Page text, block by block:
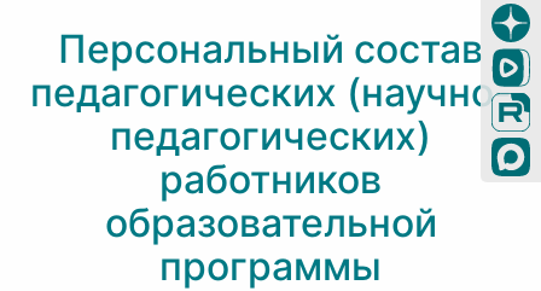
Персональный состав
педагогических (научно-
педагогических)
работников
образовательной
программы